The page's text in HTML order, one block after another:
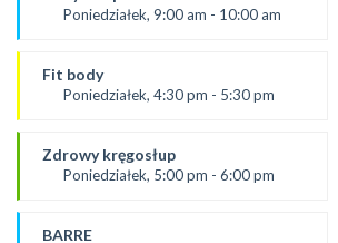
SALA 1
Poniedziałek, 9:00 am - 10:00 am
Aneta
SALA 1
Fit body
Poniedziałek, 4:30 pm - 5:30 pm
Justyna
*Zajęcia dla dorosłych i dzieci
Zdrowy kręgosłup
Poniedziałek, 5:00 pm - 6:00 pm
prowadząca:
BARRE